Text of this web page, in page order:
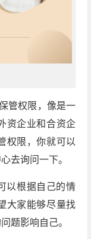
管权限，像是一
资企业和合资企
权限，你就可以
去询问一下。
以根据自己的情
大家能够尽量找
题影响自己。